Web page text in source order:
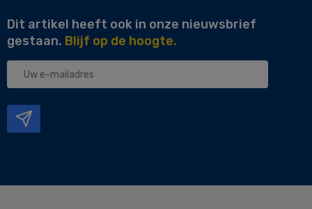
Dit artikel heeft ook in onze nieuwsbrief
gestaan. Blijf op de hoogte.
Uw